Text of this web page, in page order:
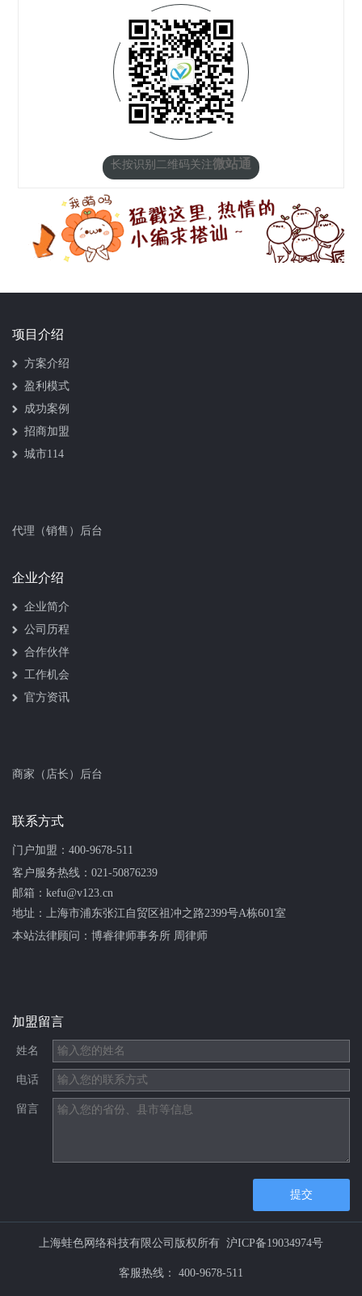
长按识别二维码关注微站通
项目介绍
方案介绍
盈利模式
成功案例
招商加盟
城市114
代理（销售）后台
企业介绍
企业简介
公司历程
合作伙伴
工作机会
官方资讯
商家（店长）后台
联系方式
门户加盟： 400-9678-511
客户服务热线： 021-50876239
邮箱：kefu@v123.cn
地址：上海市浦东张江自贸区祖冲之路2399号A栋601室
本站法律顾问： 博睿律师事务所 周律师
加盟留言
姓名
电话
留言
提交
上海蛙色网络科技有限公司版权所有 沪ICP备19034974号
客服热线： 400-9678-511